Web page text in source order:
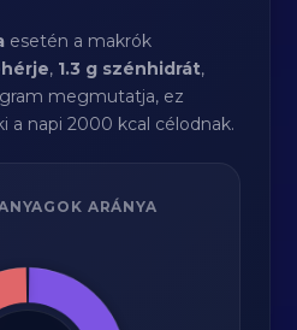
esetén a makrók
, 1.3 g szénhidrát,
megmutatja, ez
a napi 2000 kcal célodnak.
ARÁNYA